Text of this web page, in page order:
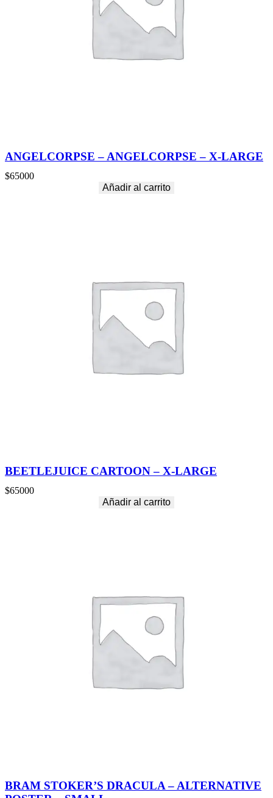
ANGELCORPSE – ANGELCORPSE – X-LARGE
$65000
Añadir al carrito
BEETLEJUICE CARTOON – X-LARGE
$65000
Añadir al carrito
BRAM STOKER’S DRACULA – ALTERNATIVE